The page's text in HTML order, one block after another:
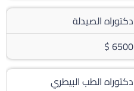
دكتوراه الصيدلة
6500 $
دكتوراه الطب البيطري